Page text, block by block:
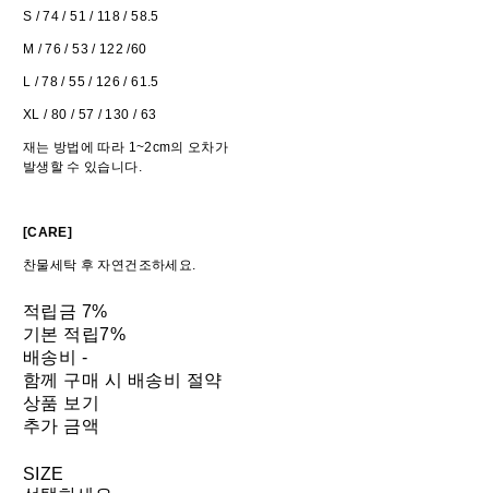
S / 74 / 51 / 118 / 58.5
M / 76 / 53 / 122 /60
L / 78 / 55 / 126 / 61.5
XL / 80 / 57 / 130 / 63
재는 방법에 따라 1~2cm의 오차가
발생할 수 있습니다.
[CARE]
찬물세탁 후 자연건조하세요.
적립금 7%
기본 적립7%
배송비 -
함께 구매 시 배송비 절약
상품 보기
추가 금액
SIZE